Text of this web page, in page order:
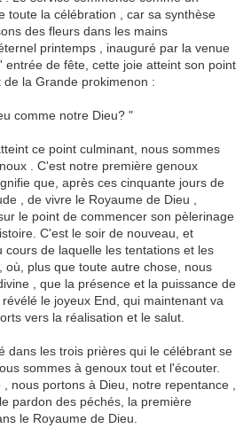
toute la célébration , car sa synthèse
des fleurs dans les mains
printemps , inauguré par la venue
entrée de fête, cette joie atteint son point
la Grande prokimenon :
comme notre Dieu? "
ce point culminant, nous sommes
.
C'est notre première genoux
que, après ces cinquante jours de
, de vivre le Royaume de Dieu ,
​​le point de commencer son pèlerinage
C'est le soir de nouveau, et
cours de laquelle les tentations et les
où, plus que toute autre chose, nous
, que la présence et la puissance de
le joyeux End, qui maintenant va
vers la réalisation et le salut.
les trois prières qui le célébrant se
sommes à genoux tout et l'écouter.
nous portons à Dieu, notre repentance ,
pardon des péchés, la première
le Royaume de Dieu.